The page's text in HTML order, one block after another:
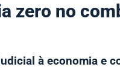
zero no
à economia e